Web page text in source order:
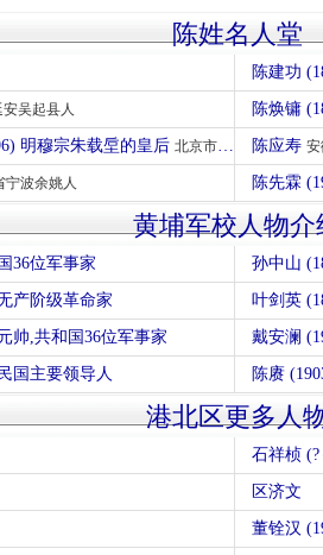
陈姓名人堂
陈建功
吴起县人 陈焕镛
明穆宗朱载垕的皇后 北京市通州区人 陈应寿
宁波余姚人 陈先霖
黄埔军校人物介
36位军事家
产阶级革命家 叶剑英
帅,共和国36位军事家 戴安澜
国主要领导人 陈赓
港北区更多人
石祥桢 (?
区济文
董铨汉